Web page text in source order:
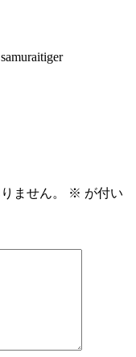
samuraitiger
ません。 ※ が付い